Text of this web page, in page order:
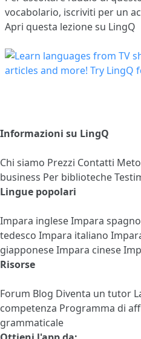
vocabolario, iscriviti per un
Apri questa lezione su LingQ
Informazioni su LingQ
Chi siamo Prezzi Contatti
business Per biblioteche
Lingue popolari
Impara ingleseImpara
tedesco Impara italiano
giapponeseImpara cinese
Risorse
Forum Blog Diventa un tutor
competenza Programma di
grammaticale